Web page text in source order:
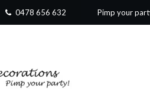
0478 656 632 Pimp your